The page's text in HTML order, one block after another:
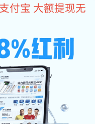
English